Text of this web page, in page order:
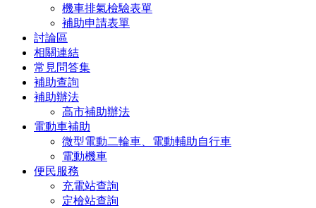
機車排氣檢驗表單
補助申請表單
討論區
相關連結
常見問答集
補助查詢
補助辦法
高市補助辦法
電動車補助
微型電動二輪車、電動輔助自行車
電動機車
便民服務
充電站查詢
定檢站查詢